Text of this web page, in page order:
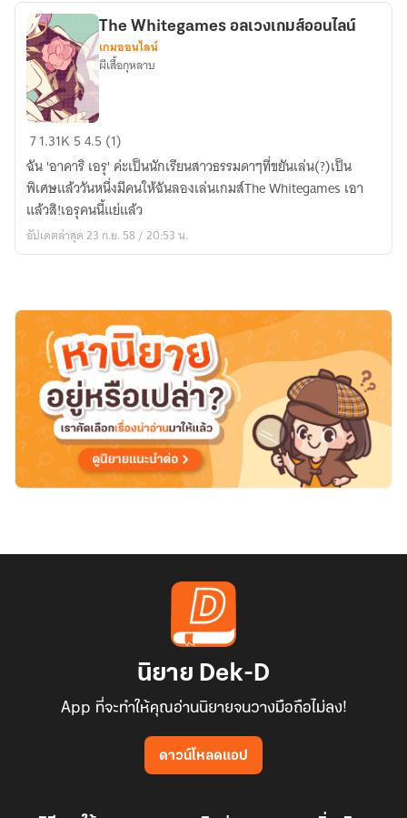
สร้อย
หิมะ
The
Whitegames
อลเวง
เกมส์
ออนไลน์
The Whitegames อลเวงเกมส์ออนไลน์
เกมออนไลน์
ผีเสื้อกุหลาบ
71.31K 54.5 (1)
ฉัน 'อาคาริ เอรุ' ค่ะเป็นนักเรียนสาวธรรมดาๆที่ขยันเล่น(?)เป็น
พิเศษแล้ววันหนึ่งมีคนให้ฉันลองเล่นเกมส์The Whitegames เอา
แล้วสิ!เอรุคนนี้แย่แล้ว
อัปเดตล่าสุด 23 ก.ย. 58 / 20:53 น.
นิยาย Dek-D
App ที่จะทำให้คุณอ่านนิยายจนวางมือถือไม่ลง!
ดาวน์โหลดแอป